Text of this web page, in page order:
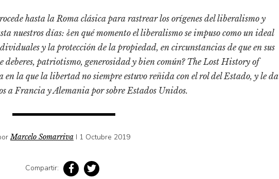
hasta la Roma clásica para rastrear los orígenes del liberalismo y
nuestros días: ¿en qué momento el liberalismo se impuso como un ideal
y la protección de la propiedad, en circunstancias de que en sus
deberes, patriotismo, generosidad y bien común? The Lost History of
la que la libertad no siempre estuvo reñida con el rol del Estado, y le da
a Francia y Alemania por sobre Estados Unidos.
Marcelo Somarriva I 1 Octubre 2019
Compartir: